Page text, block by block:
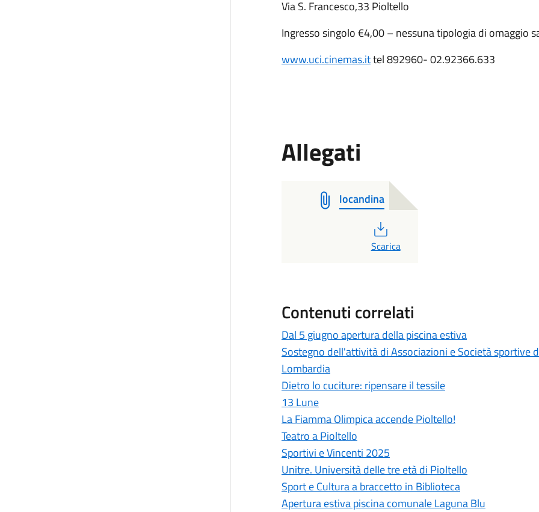
Via S. Francesco,33 Pioltello
Ingresso singolo €4,00 – nessuna tipologia di omaggio
www.uci.cinemas.ittel 892960- 02.92366.633
Allegati
locandina
PDF
Scarica
Contenuti correlati
Dal 5 giugno apertura della piscina estiva
Sostegno dell'attività di Associazioni e Società sportive
Lombardia
Dietro lo cuciture: ripensare il tessile
13 Lune
La Fiamma Olimpica accende Pioltello!
Teatro a Pioltello
Sportivi e Vincenti 2025
Unitre. Università delle tre età di Pioltello
Sport e Cultura a braccetto in Biblioteca
Apertura estiva piscina comunale Laguna Blu